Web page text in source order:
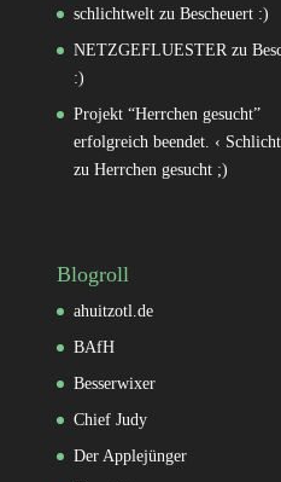
schlichtweltzu Bescheuert :)
NETZGEFLUESTERzu
:)
Projekt “Herrchen gesucht”
erfolgreich beendet. ‹
zu Herrchen gesucht ;)
Blogroll
ahuitzotl.de
BAfH
Besserwixer
Chief Judy
Der Applejünger